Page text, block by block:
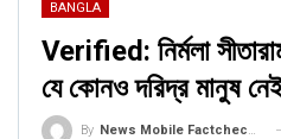
BANGLA
Verified: নির্মলা
যে কোনও দরিদ্র মানুষ
By News Mobile Factcheck Bureau